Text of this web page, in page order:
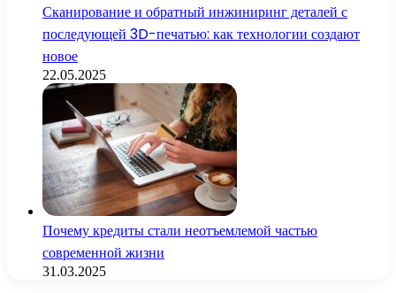
Сканирование и обратный инжиниринг деталей с
последующей 3D-печатью: как технологии создают
новое
22.05.2025
Почему кредиты стали неотъемлемой частью
современной жизни
31.03.2025